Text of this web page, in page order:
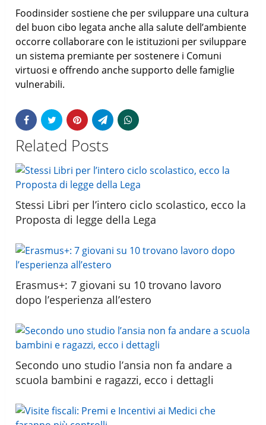
Foodinsider sostiene che per sviluppare una cultura
del buon cibo legata anche alla salute dell’ambiente
occorre collaborare con le istituzioni per sviluppare
un sistema premiante per sostenere i Comuni
virtuosi e offrendo anche supporto delle famiglie
vulnerabili.
Related Posts
Stessi Libri per l’intero ciclo scolastico, ecco la
Proposta di legge della Lega
Erasmus+: 7 giovani su 10 trovano lavoro
dopo l’esperienza all’estero
Secondo uno studio l’ansia non fa andare a
scuola bambini e ragazzi, ecco i dettagli